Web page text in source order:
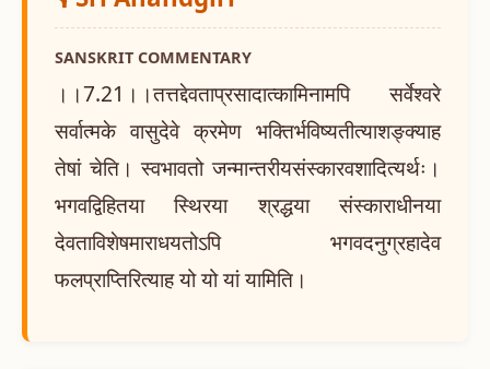
SANSKRIT COMMENTARY
।।7.21।।तत्तद्देवताप्रसादात्कामिनामपि सर्वेश्वरे
सर्वात्मके वासुदेवे क्रमेण भक्तिर्भविष्यतीत्याशङ्क्याह
तेषां चेति। स्वभावतो जन्मान्तरीयसंस्कारवशादित्यर्थः।
भगवद्विहितया स्थिरया श्रद्धया संस्काराधीनया
देवताविशेषमाराधयतोऽपि भगवदनुग्रहादेव
फलप्राप्तिरित्याह यो यो यां यामिति।